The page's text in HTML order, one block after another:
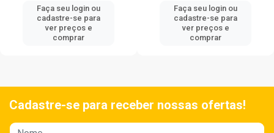
Faça seu login ou
cadastre-se para
ver preços e
comprar
Faça seu login ou
cadastre-se para
ver preços e
comprar
Cadastre-se para receber nossas ofertas!